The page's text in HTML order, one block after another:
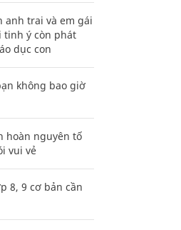
anh trai và em gái
ý còn phát
dục con
không bao giờ
hoàn nguyên tố
vui vẻ
8, 9 cơ bản cần